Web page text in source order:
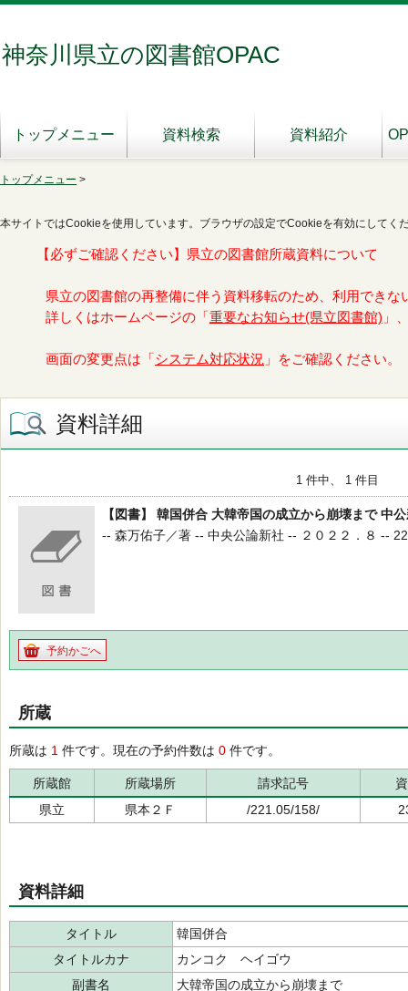
神奈川県立の図書館OPAC
トップメニュー 資料検索 資料紹介
トップメニュー >
本サイトではCookieを使用しています。ブラウザの設定でCookieを有効にしてく
【必ずご確認ください】県立の図書館所蔵資料について
県立の図書館の再整備に伴う資料移転のため、利用できな
詳しくはホームページの「 重要なお知らせ(県立図書館) 」
画面の変更点は「 システム対応状況 」をご確認ください。
資料詳細
1 件中、 1 件目
【図書】 韓国併合 大韓帝国の成立から崩壊まで 中
-- 森万佑子／著 -- 中央公論新社 -- ２０２２．８ --
予約かごへ
所蔵
所蔵は 1 件です。現在の予約件数は 0 件です。
所蔵館 所蔵場所 請求記号
県立
県本２Ｆ /221.05/158/
資料詳細
タイトル
韓国併合
タイトルカナ
カンコク ヘイゴウ
副書名
大韓帝国の成立から崩壊まで